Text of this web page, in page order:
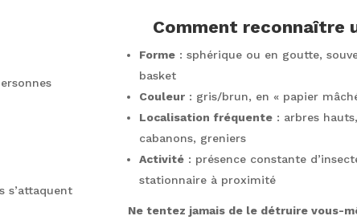
s’attaquent
Comment reconnaître
Forme: sphérique ou en goutte,
basket
Couleur: gris/brun, en « papier
Localisation fréquente: arbres
cabanons, greniers
Activité: présence constante
stationnaire à proximité
Ne tentez jamais de le détruire vous-